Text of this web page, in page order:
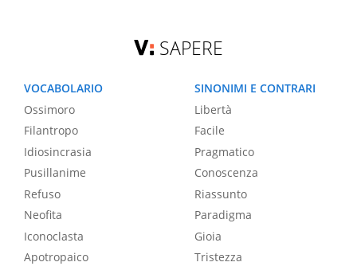
SAPERE
VOCABOLARIO
Ossimoro
Filantropo
Idiosincrasia
Pusillanime
Refuso
Neofita
Iconoclasta
Apotropaico
SINONIMI E CONTRARI
Libertà
Facile
Pragmatico
Conoscenza
Riassunto
Paradigma
Gioia
Tristezza